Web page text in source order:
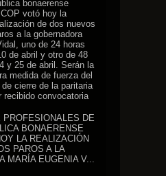
bonaerense
votó hoy la
de dos nuevos
a la gobernadora
uno de 24 horas
de abril y otro de 48
y 25 de abril. Serán la
medida de fuerza del
cierre de la paritaria
recibido convocatoria
PROFESIONALES DE
BONAERENSE
LA REALIZACIÓN
PAROS A LA
MARÍA EUGENIA V...